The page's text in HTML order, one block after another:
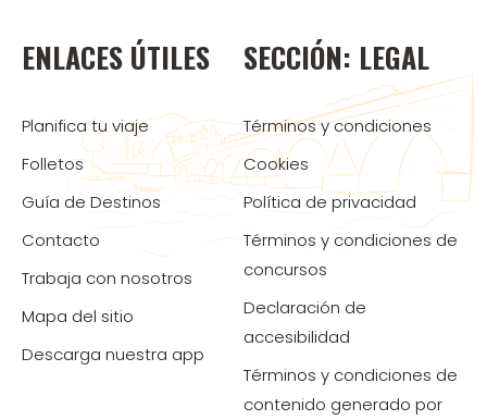
ENLACES ÚTILES
Planifica tu viaje
Folletos
Guía de Destinos
Contacto
Trabaja con nosotros
Mapa del sitio
Descarga nuestra app
SECCIÓN: LEGAL
Términos y condiciones
Cookies
Política de privacidad
Términos y condiciones de
concursos
Declaración de
accesibilidad
Términos y condiciones de
contenido generado por